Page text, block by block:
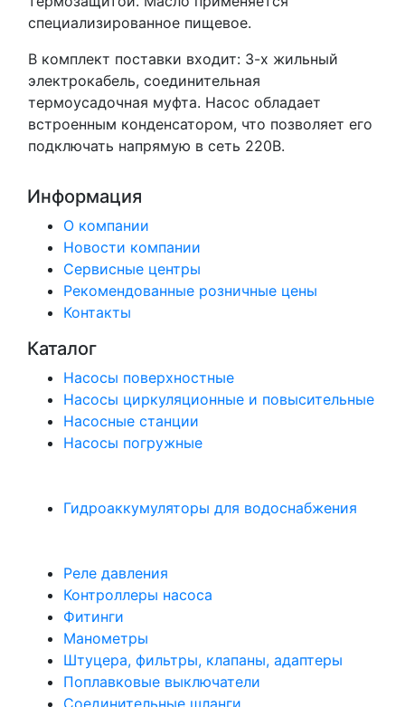
специализированное пищевое.
В комплект поставки входит: 3-х жильный
электрокабель, соединительная
термоусадочная муфта. Насос обладает
встроенным конденсатором, что позволяет его
подключать напрямую в сеть 220В.
Информация
О компании
Новости компании
Сервисные центры
Рекомендованные розничные цены
Контакты
Каталог
Насосы поверхностные
Насосы циркуляционные и повысительные
Насосные станции
Насосы погружные
Гидроаккумуляторы для водоснабжения
Реле давления
Контроллеры насоса
Фитинги
Манометры
Штуцера, фильтры, клапаны, адаптеры
Поплавковые выключатели